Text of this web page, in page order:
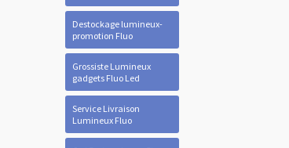
Destockage lumineux-
promotion Fluo
Grossiste Lumineux
gadgets Fluo Led
Service Livraison
Lumineux Fluo